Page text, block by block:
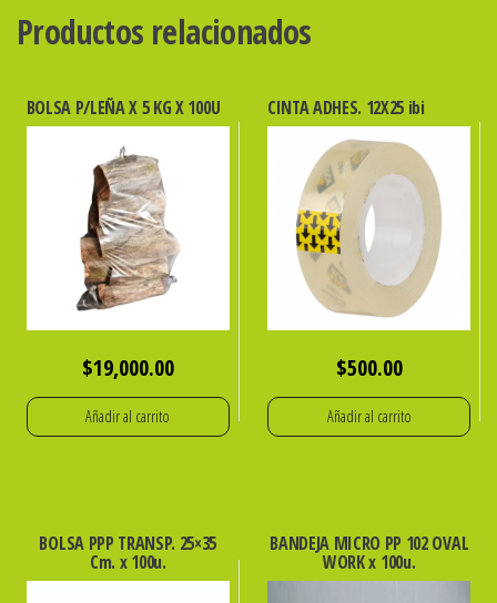
Productos relacionados
BOLSA P/LEÑA X 5 KG X 100U
$19,000.00
Añadir al carrito
CINTA ADHES. 12X25 ibi
$500.00
Añadir al carrito
BOLSA PPP TRANSP. 25×35
Cm. x 100u.
BANDEJA MICRO PP 102 OVAL
WORK x 100u.